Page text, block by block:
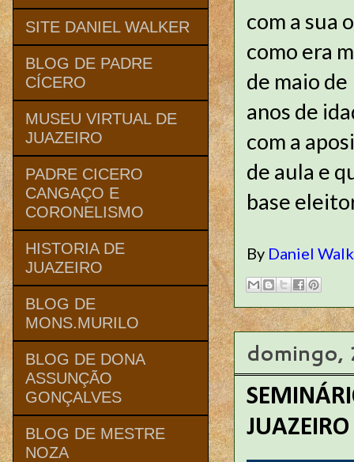
com a sua
como era
de maio
anos de
com a
de aula e
base
By Daniel
domingo,
SITE DANIEL WALKER
BLOG DE PADRE
CÍCERO
MUSEU VIRTUAL DE
JUAZEIRO
PADRE CICERO
CANGAÇO E
CORONELISMO
HISTORIA DE
JUAZEIRO
BLOG DE
MONS.MURILO
BLOG DE DONA
ASSUNÇÃO
GONÇALVES
BLOG DE MESTRE
NOZA